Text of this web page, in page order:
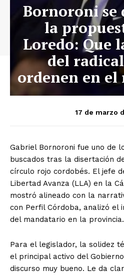
Bornoroni se
la
Loredo: Que
del
ordenen en
17 de marzo
Gabriel Bornoroni fue uno de
buscados tras la disertación
círculo rojo cordobés. El jefe
Libertad Avanza (LLA) en la
mostró alineado con la
con Perfil Córdoba, analizó el
del mandatario en la provincia.
Para el legislador, la solidez
el principal activo del
discurso muy bueno. Le da